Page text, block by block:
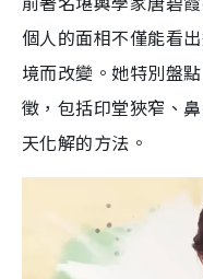
個人的面相不僅能看
境而改變。她特別盤
徵，包括印堂狹窄、
天化解的方法。